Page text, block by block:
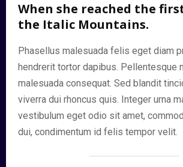
When she reached the
the Italic Mountains.
Phasellus malesuada felis eget diam
hendrerit tortor dapibus. Pellentesque
malesuada consequat. Sed blandit
viverra dui rhoncus quis. Integer urna
vestibulum eget odio sit amet,
dui, condimentum id felis tempor velit.